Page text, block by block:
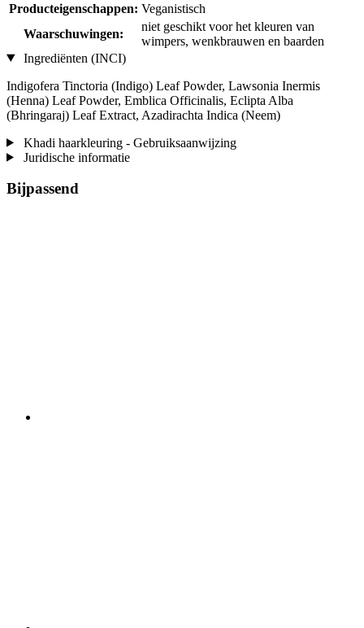
Producteigenschappen: Veganistisch
Waarschuwingen:
niet geschikt voor het kleuren van
wimpers, wenkbrauwen en baarden
Ingrediënten (INCI)
Indigofera Tinctoria (Indigo) Leaf Powder, Lawsonia Inermis
(Henna) Leaf Powder, Emblica Officinalis, Eclipta Alba
(Bhringaraj) Leaf Extract, Azadirachta Indica (Neem)
Khadi haarkleuring - Gebruiksaanwijzing
Juridische informatie
Bijpassend